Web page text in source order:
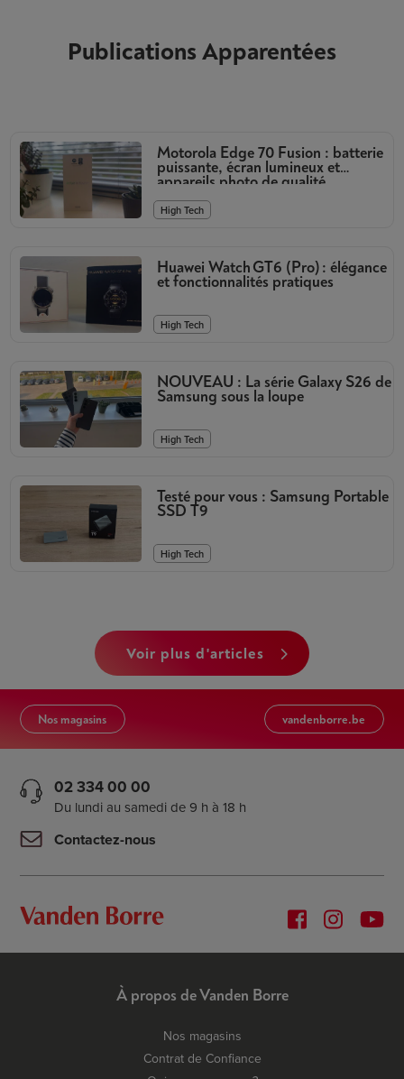
Publications Apparentées
Motorola Edge 70 Fusion : batterie
puissante, écran lumineux et
appareils photo de qualité
High Tech
Huawei Watch GT6 (Pro) : élégance
et fonctionnalités pratiques
High Tech
NOUVEAU : La série Galaxy S26 de
Samsung sous la loupe
High Tech
Testé pour vous : Samsung Portable
SSD T9
High Tech
voir plus d'articles
Nos magasins vandenborre.be
02 334 00 00
Du lundi au samedi de 9 h à 18 h
Contactez-nous
À propos de Vanden Borre
Nos magasins
Contrat de Confiance